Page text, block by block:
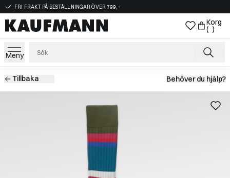
FRI FRAKT PÅ BESTÄLLNINGAR ÖVER 799,-
Korg
( )
Meny
Tillbaka Behöver du hjälp?